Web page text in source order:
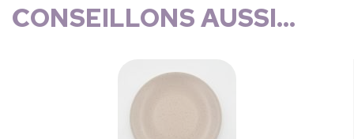
CONSEILLONS AUSSI...